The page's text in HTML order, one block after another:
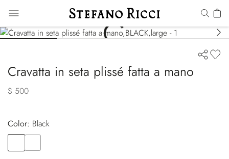
Cravatta in seta plissé fatta a mano
$ 500
Color:
black